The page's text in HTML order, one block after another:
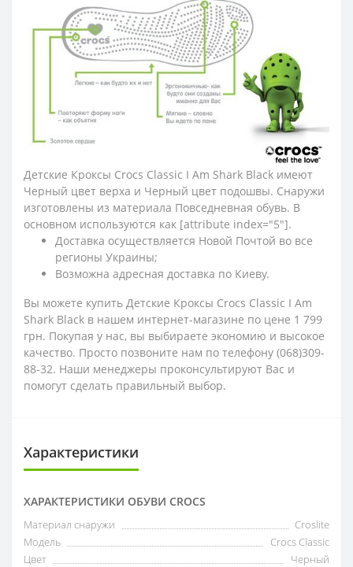
Детские Кроксы Crocs Classic I Am Shark Black имеют
Черный цвет верха и Черный цвет подошвы. Снаружи
изготовлены из материала Повседневная обувь. В
основном используются как [attribute index="5"].
Доставка осуществляется Новой Почтой во все
регионы Украины;
Возможна адресная доставка по Киеву.
Вы можете купить Детские Кроксы Crocs Classic I Am
Shark Black в нашем интернет-магазине по цене 1 799
грн. Покупая у нас, вы выбираете экономию и высокое
качество. Просто позвоните нам по телефону (068)309-
88-32. Наши менеджеры проконсультируют Вас и
помогут сделать правильный выбор.
Характеристики
ХАРАКТЕРИСТИКИ ОБУВИ CROCS
Материал снаружи
Croslite
Модель
Crocs Classic
Цвет
Черный